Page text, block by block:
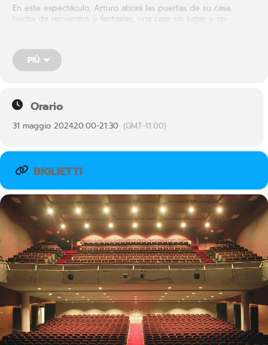
En este espectáculo, Arturo abrirá las puertas de su casa,
hecha de recuerdos y fantasías; una casa sin lugar y sin
casa como esta, donde cada una de las habitaciones cuenta un
aspecto diferente de nuestro ser. Es una casa secreta, sin
presente, pasado y futuro, donde guardamos los sueños y los
PIÙ
Orario
31 maggio 202420:00-21:30 (GMT-11:00)
BIGLIETTI